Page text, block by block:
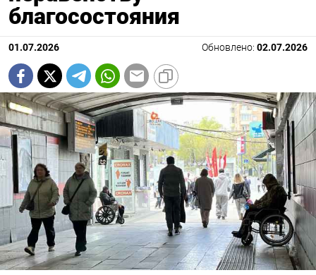
благосостояния
01.07.2026 Обновлено: 02.07.2026